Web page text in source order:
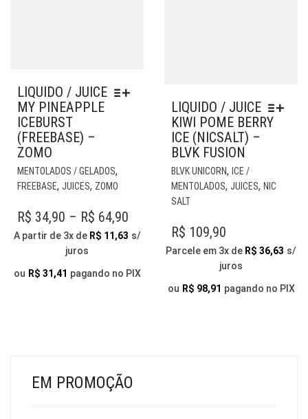
LIQUIDO / JUICE
MY PINEAPPLE
ICEBURST
(FREEBASE) –
ZOMO
MENTOLADOS / GELADOS,
FREEBASE, JUICES, ZOMO
PRODUTO
VARIANTES.
AS
OPÇÕES
PODEM
R$ 34,90 – R$ 64,90
RANGE:
R$ 34,90
THROUGH
R$ 64,90
A partir de 3x de R$ 11,63 s/
juros
ou R$ 31,41 pagando no PIX
LIQUIDO / JUICE
KIWI POME BERRY
ICE (NICSALT) –
BLVK FUSION
BLVK UNICORN, ICE /
MENTOLADOS, JUICES, NIC
SALT
SER
R$ 109,90
Parcele em 3x de R$ 36,63 s/
juros
ou R$ 98,91 pagando no PIX
EM PROMOÇÃO